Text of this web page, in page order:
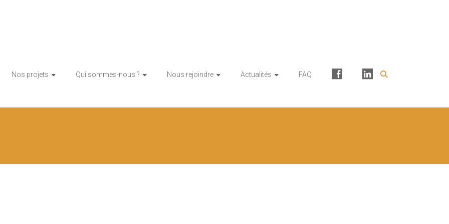
Nos projets Qui sommes-nous ? Nous rejoindre Actualités FAQ Facebook Linkedin